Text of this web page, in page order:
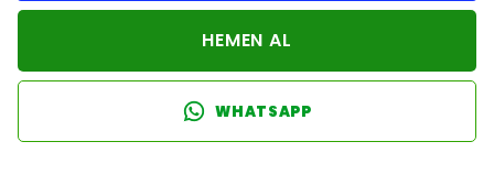
HEMEN AL
WHATSAPP